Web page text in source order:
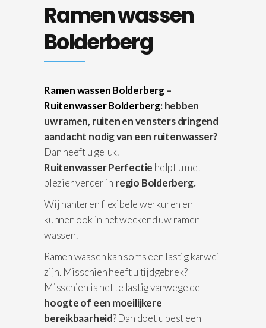
Ramen wassen
Bolderberg
Ramen wassen Bolderberg–
Ruitenwasser Bolderberg: hebben
uw ramen, ruiten en vensters dringend
aandacht nodig van een ruitenwasser?
Dan heeft u geluk.
Ruitenwasser Perfectie helpt u met
plezier verder in regio Bolderberg.
Wij hanteren flexibele werkuren en
kunnen ook in het weekend uw ramen
wassen.
Ramen wassen kan soms een lastig karwei
zijn. Misschien heeft u tijdgebrek?
Misschien is het te lastig vanwege de
hoogte of een moeilijkere
bereikbaarheid? Dan doet u best een